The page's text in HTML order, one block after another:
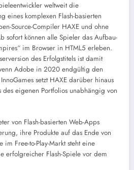
weltweit die
eines komplexen Flash-basierten
Source-Compiler HAXE und ohne
sofort können alle Spieler das Aufbau-
im Browser in HTML5 erleben.
des Erfolgstitels ist damit
Adobe in 2020 endgültig den
setzt HAXE darüber hinaus
eigenen Portfolios unabhängig von
von Flash-basierten Web-Apps
ihre Produkte auf das Ende von
Free-to-Play-Markt steht eine
erfolgreicher Flash-Spiele vor dem